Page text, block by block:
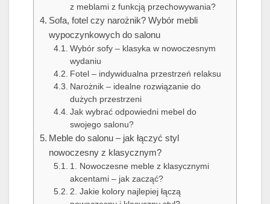
z meblami z funkcją przechowywania?
Sofa, fotel czy narożnik? Wybór mebli
wypoczynkowych do salonu
Wybór sofy – klasyka w nowoczesnym
wydaniu
Fotel – indywidualna przestrzeń relaksu
Narożnik – idealne rozwiązanie do
dużych przestrzeni
Jak wybrać odpowiedni mebel do
swojego salonu?
Meble do salonu – jak łączyć styl
nowoczesny z klasycznym?
1. Nowoczesne meble z klasycznymi
akcentami – jak zacząć?
2. Jakie kolory najlepiej łączą